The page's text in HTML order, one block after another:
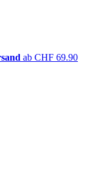
ab CHF 69.90